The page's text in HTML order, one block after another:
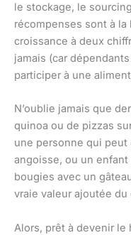
le stockage, le
récompenses sont à
croissance à deux
jamais (car
participer à une
N’oublie jamais que
quinoa ou de pizzas
une personne qui peut
angoisse, ou un
bougies avec un
vraie valeur ajoutée
Alors, prêt à devenir le